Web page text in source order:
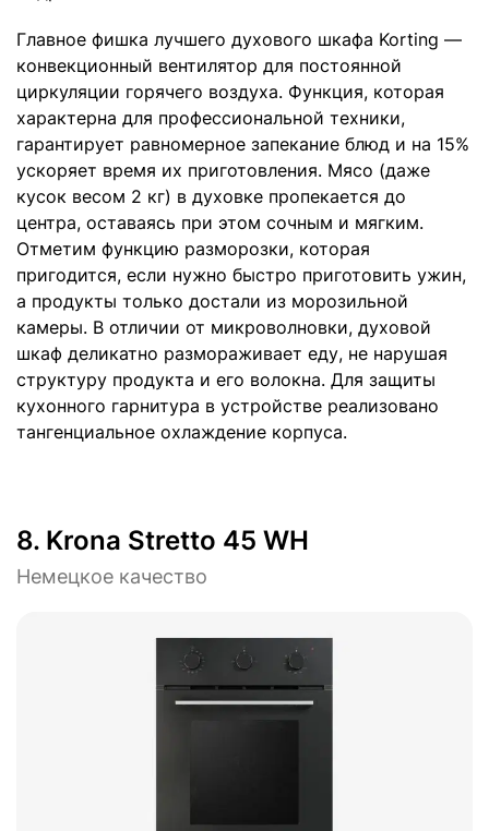
Главное фишка лучшего духового шкафа Korting —
конвекционный вентилятор для постоянной
циркуляции горячего воздуха. Функция, которая
характерна для профессиональной техники,
гарантирует равномерное запекание блюд и на 15%
ускоряет время их приготовления. Мясо (даже
кусок весом 2 кг) в духовке пропекается до
центра, оставаясь при этом сочным и мягким.
Отметим функцию разморозки, которая
пригодится, если нужно быстро приготовить ужин,
а продукты только достали из морозильной
камеры. В отличии от микроволновки, духовой
шкаф деликатно размораживает еду, не нарушая
структуру продукта и его волокна. Для защиты
кухонного гарнитура в устройстве реализовано
тангенциальное охлаждение корпуса.
8. Krona Stretto 45 WH
Немецкое качество